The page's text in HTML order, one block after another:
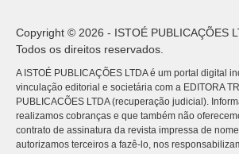
Copyright © 2026 - ISTOÉ PUBLICAÇÕES
Todos os direitos reservados.
A ISTOÉ PUBLICAÇÕES LTDA é um portal digital
vinculação editorial e societária com a EDITORA
PUBLICACÕES LTDA (recuperação judicial).
realizamos cobranças e que também não
contrato de assinatura da revista impressa de
autorizamos terceiros a fazê-lo, nos